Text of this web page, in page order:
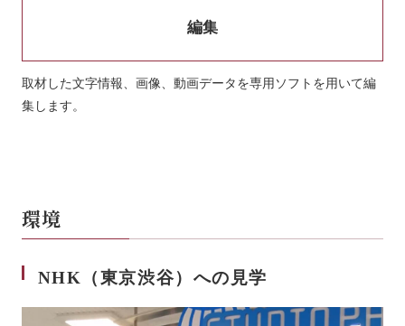
編集
取材した文字情報、画像、動画データを専用ソフトを用いて編
集します。
環境
NHK（東京渋谷）への見学